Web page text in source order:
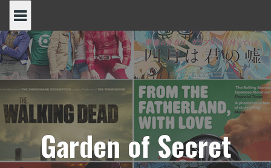
content
Garden of Secret